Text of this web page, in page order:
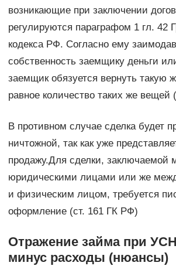
возникающие при заключении
регулируются параграфом 1 гл. 42
кодекса РФ. Согласно ему
собственность заемщику деньги
заемщик обязуется вернуть такую
равное количество таких же вещей
В противном случае сделка будет
ничтожной, так как уже
продажу.Для сделки, заключаемой
юридическими лицами или же
и физическим лицом, требуется
оформление (ст. 161 ГК РФ)
Отражение займа при
минус расходы (нюансы)